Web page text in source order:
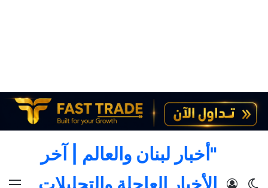
"أخبار لبنان والعالم | آخر
الأخبار العاجلة والتحليلاتالوضع المظلم
تسجيل الدخول